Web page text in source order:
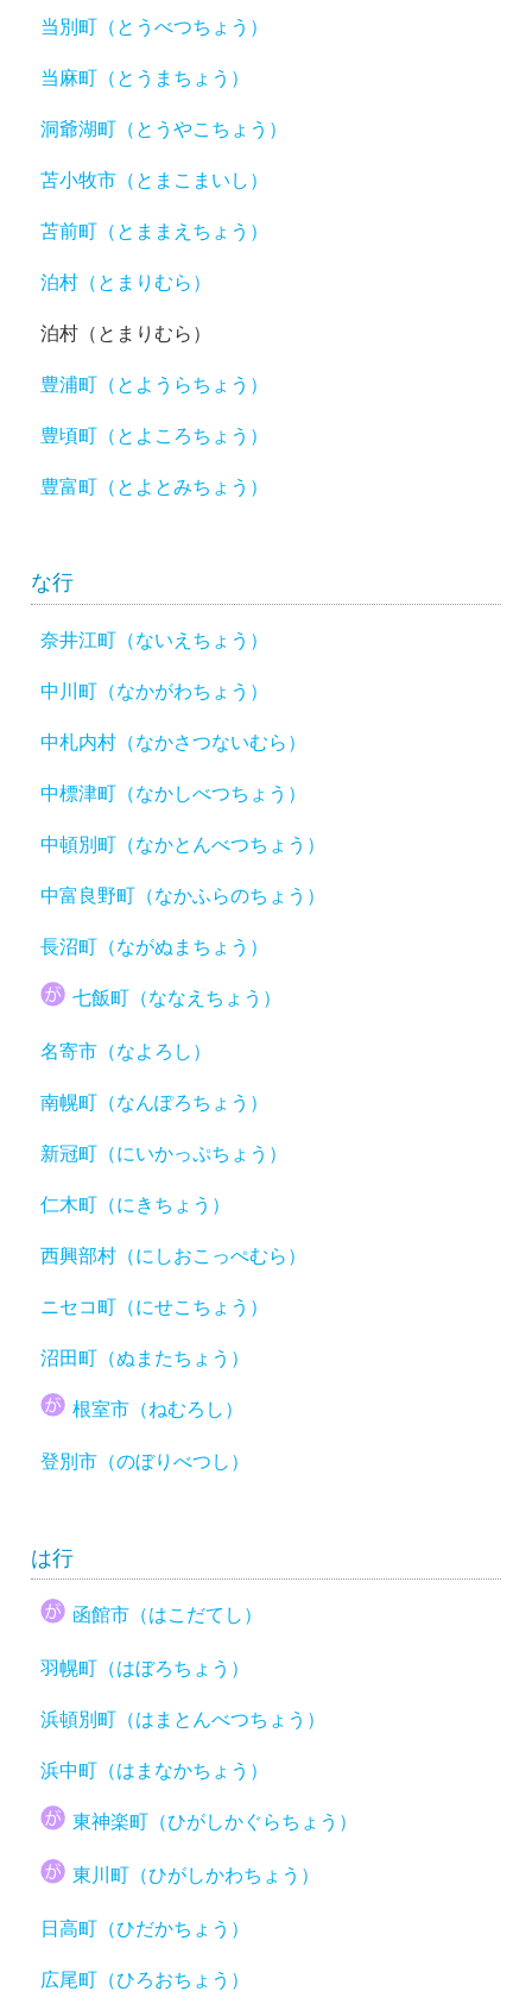
当別町（とうべつちょう）
当麻町（とうまちょう）
洞爺湖町（とうやこちょう）
苫小牧市（とまこまいし）
苫前町（とままえちょう）
泊村（とまりむら）
泊村（とまりむら）
豊浦町（とようらちょう）
豊頃町（とよころちょう）
豊富町（とよとみちょう）
な行
奈井江町（ないえちょう）
中川町（なかがわちょう）
中札内村（なかさつないむら）
中標津町（なかしべつちょう）
中頓別町（なかとんべつちょう）
中富良野町（なかふらのちょう）
長沼町（ながぬまちょう）
七飯町（ななえちょう）
名寄市（なよろし）
南幌町（なんぽろちょう）
新冠町（にいかっぷちょう）
仁木町（にきちょう）
西興部村（にしおこっぺむら）
ニセコ町（にせこちょう）
沼田町（ぬまたちょう）
根室市（ねむろし）
登別市（のぼりべつし）
は行
函館市（はこだてし）
羽幌町（はぼろちょう）
浜頓別町（はまとんべつちょう）
浜中町（はまなかちょう）
東神楽町（ひがしかぐらちょう）
東川町（ひがしかわちょう）
日高町（ひだかちょう）
広尾町（ひろおちょう）